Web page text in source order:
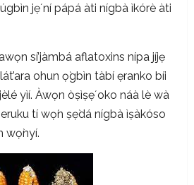
jẹ́ ní pápá àti nígbà ìkórè àti
sí’jàmbá aflatoxins nípa jíjẹ
ohun ọ̀gbìn tàbí ẹranko bíi
yìí. Àwọn òṣìṣẹ́ oko náà lè wà
tí wọ́n ṣẹ̀dá nígbà ìṣàkóso
wọ̀nyí.